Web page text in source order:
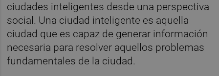
ciudades inteligentes desde una perspectiva
social. Una ciudad inteligente es aquella
ciudad que es capaz de generar información
necesaria para resolver aquellos problemas
fundamentales de la ciudad.